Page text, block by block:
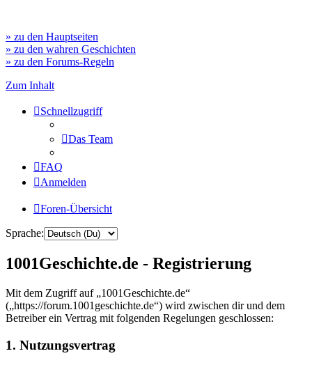
» zu den Hauptseiten
» zu den wahren Geschichten
» zu den Forums-Regeln
Zum Inhalt
Schnellzugriff
Das Team
FAQ
Anmelden
Foren-Übersicht
Sprache:
1001Geschichte.de - Registrierung
Mit dem Zugriff auf „1001Geschichte.de“
(„https://forum.1001geschichte.de“) wird zwischen dir und dem
Betreiber ein Vertrag mit folgenden Regelungen geschlossen:
1. Nutzungsvertrag